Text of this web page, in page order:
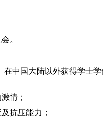
。
在中国大陆以外获得学士
情；
抗压能力；